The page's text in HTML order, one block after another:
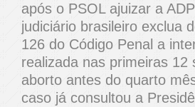
após o PSOL ajuizar a
judiciário brasileiro exclua
126 do Código Penal a
realizada nas primeiras
aborto antes do quarto
caso já consultou a